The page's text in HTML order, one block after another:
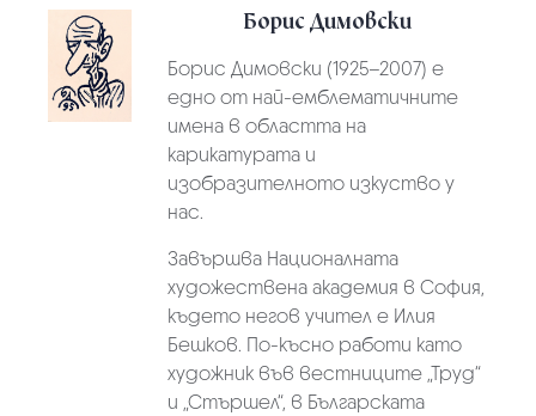
Борис Димовски
Борис Димовски (1925–2007) е
едно от най-емблематичните
имена в областта на
карикатурата и
изобразителното изкуство у
нас.
Завършва Националната
художествена академия в София,
където негов учител е Илия
Бешков. По-късно работи като
художник във вестниците „Труд“
и „Стършел“, в Българската